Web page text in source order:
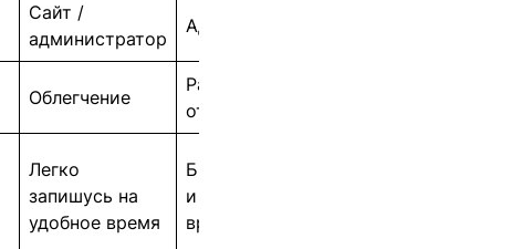
Сайт /
администратор
Администратор
Облегчение
Раздражение
от общения
Легко
запишусь на
удобное время
Быстро оплачу
и пойду к
врачу